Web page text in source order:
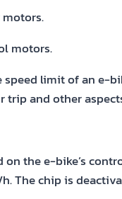
motors.
speed limit of an
trip and other
on the e-bike’s
The chip is